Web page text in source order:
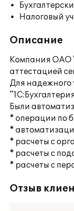
Налоговый
Описание
Компания ОАО
аттестацией
Для надежного
Были
* операции по
*
* расчеты с
* расчеты с
* расчеты с
Отзыв